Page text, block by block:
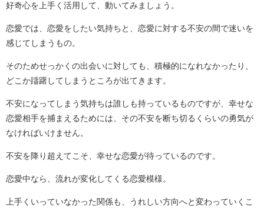
好奇心を上手く活用して、動いてみましょう。
恋愛では、恋愛をしたい気持ちと、恋愛に対する不安の間で迷いを
感じてしまうもの。
そのためせっかくの出会いに対しても、積極的になれなかったり、
どこか躊躇してしまうところが出てきます。
不安になってしまう気持ちは誰しも持っているものですが、幸せな
恋愛相手を捕まえるためには、その不安を断ち切るくらいの勇気が
なければいけません。
不安を降り超えてこそ、幸せな恋愛が待っているのです。
恋愛中なら、流れが変化してくる恋愛模様。
上手くいっていなかった関係も、うれしい方向へと変わっていくこ